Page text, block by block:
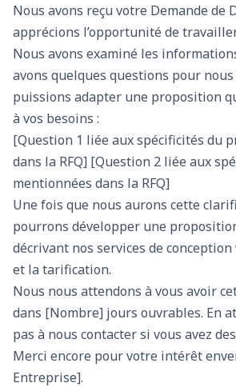
Nous avons reçu votre Demande de
apprécions l’opportunité de
Nous avons examiné les
avons quelques questions pour
puissions adapter une proposition
à vos besoins :
[Question 1 liée aux spécificités du
dans la RFQ] [Question 2 liée aux
mentionnées dans la RFQ]
Une fois que nous aurons cette
pourrons développer une
décrivant nos services de
et la tarification.
Nous nous attendons à vous avoir
dans [Nombre] jours ouvrables. En
pas à nous contacter si vous avez
Merci encore pour votre intérêt
Entreprise].